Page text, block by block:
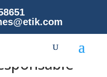
/Impression